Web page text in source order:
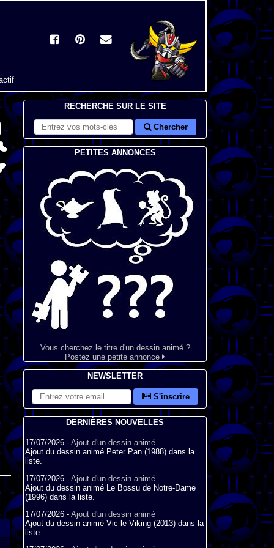
RECHERCHE SUR LE SITE
Chercher
PETITES ANNONCES
Vous cherchez le titre d'un dessin animé ?
Postez une petite annonce
NEWSLETTER
S'inscrire
DERNIÈRES NOUVELLES
17/07/2026 - Ajout d'un dessin animé
Ajout du dessin animé Peter Pan (1988) dans la
liste.
17/07/2026 - Ajout d'un dessin animé
Ajout du dessin animé Le Bossu de Notre-Dame
(1996) dans la liste.
17/07/2026 - Ajout d'un dessin animé
Ajout du dessin animé Vic le Viking (2013) dans la
liste.